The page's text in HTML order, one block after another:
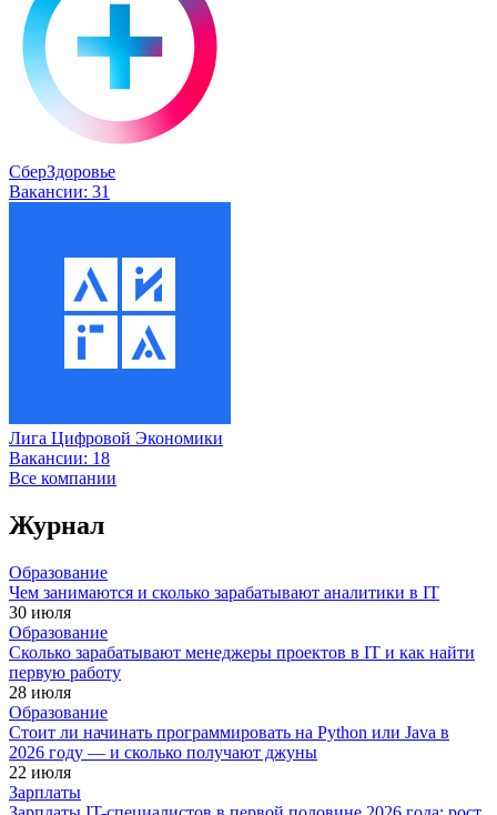
СберЗдоровье
Вакансии: 31
Лига Цифровой Экономики
Вакансии: 18
Все компании
Журнал
Образование
Чем занимаются и сколько зарабатывают аналитики в IT
30 июля
Образование
Сколько зарабатывают менеджеры проектов в IT и как найти
первую работу
28 июля
Образование
Стоит ли начинать программировать на Python или Java в
2026 году — и сколько получают джуны
22 июля
Зарплаты